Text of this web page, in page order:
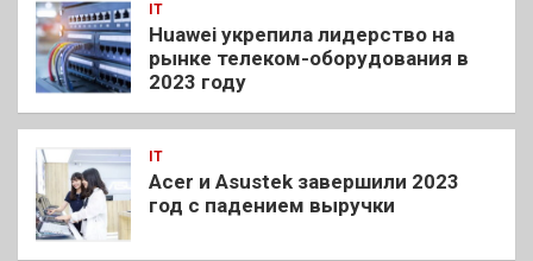
IT
Huawei укрепила лидерство на
рынке телеком-оборудования в
2023 году
IT
Acer и Asustek завершили 2023
год с падением выручки